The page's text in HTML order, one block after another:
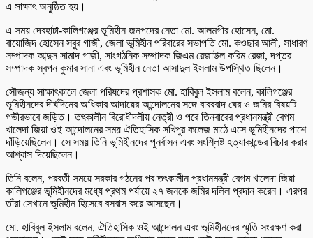
এ সাক্ষাৎ অনুষ্ঠিত হয়।
এ সময় দেবহাটা-কালিগঞ্জের ভূমিহীন জনপদের নেতা মো. আলমগীর হোসেন, মো.
বায়োজিদ হোসেন সবুর গাজী, জেলা ভূমিহীন পরিবারের সভাপতি মো. কওছার আলী, সাধারণ
সম্পাদক আব্দুস সামাদ গাজী, সাংগঠনিক সম্পাদক জিএম রেজাউল করিম রেজা, দপ্তর
সম্পাদক স্বপন কুমার সানা এবং ভূমিহীন নেতা আসাদুল ইসলাম উপস্থিত ছিলেন।
সৌজন্য সাক্ষাৎকালে জেলা পরিষদের প্রশাসক মো. হাবিবুল ইসলাম বলেন, কালিগঞ্জের
ভূমিহীনদের দীর্ঘদিনের অধিকার আদায়ের আন্দোলনের সঙ্গে বাবরবাদ ঘের ও জমির বিষয়টি
গভীরভাবে জড়িত। তৎকালীন বিরোধীদলীয় নেত্রী ও পরে তিনবারের প্রধানমন্ত্রী বেগম
খালেদা জিয়া ওই আন্দোলনের সময় ঐতিহাসিক সখিপুর কলেজ মাঠে এসে ভূমিহীনদের পাশে
দাঁড়িয়েছিলেন। সে সময় তিনি ভূমিহীনদের পুনর্বাসন এবং সংশ্লিষ্ট হত্যাকান্ডের বিচার করার
আশ্বাস দিয়েছিলেন।
তিনি বলেন, পরবর্তী সময়ে সরকার গঠনের পর তৎকালীন প্রধানমন্ত্রী বেগম খালেদা জিয়া
কালিগঞ্জের ভূমিহীনদের মধ্যে প্রথম পর্যায়ে ২৭ জনকে জমির দলিল প্রদান করেন। এরপর
তাঁরা সেখানে ভূমিহীন হিসেবে বসবাস করে আসছেন।
মো. হাবিবুল ইসলাম বলেন, ঐতিহাসিক ওই আন্দোলন এবং ভূমিহীনদের স্মৃতি সংরক্ষণ করা